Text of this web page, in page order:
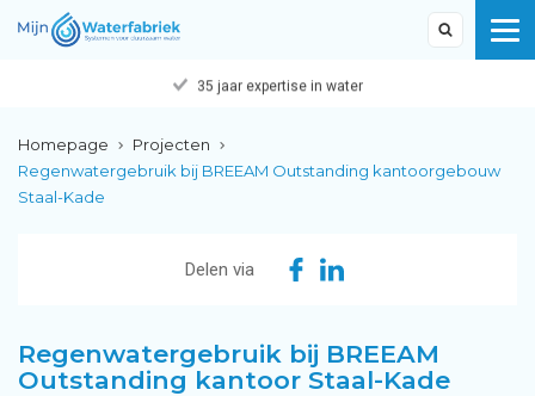
35 jaar expertise in water
Homepage
Projecten
Regenwatergebruik bij BREEAM Outstanding kantoorgebouw
Staal-Kade
Delen via
Regenwatergebruik bij BREEAM
Outstanding kantoor Staal-Kade